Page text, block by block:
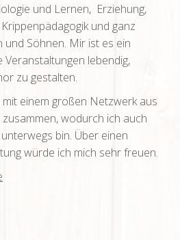
und Lernen, Erziehung,
und ganz
Söhnen. Mir ist es ein
Veranstaltungen lebendig,
zu gestalten.
einem großen Netzwerk aus
wodurch ich auch
bin. Über einen
würde ich mich sehr freuen.